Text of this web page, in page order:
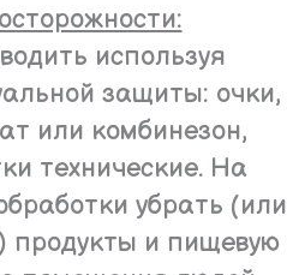
используя
защиты: очки,
или комбинезон,
технические. На
убрать (или
продукты и пищевую